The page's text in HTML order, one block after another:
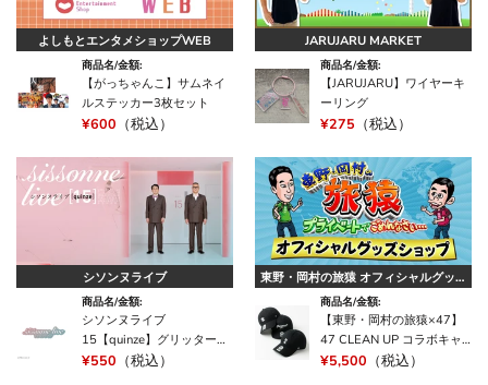
よしもとエンタメショップWEB
商品名/金額:
【がっちゃんこ】サムネイ
ルステッカー3枚セット
¥600 （税込）
JARUJARU MARKET
商品名/金額:
【JARUJARU】ワイヤーキ
ーリング
¥275 （税込）
シソンヌライブ
商品名/金額:
シソンヌライブ
15【quinze】グリッタース
テッカー
¥550 （税込）
東野・岡村の旅猿 オフィシャルグッズ
ショップ
商品名/金額:
【東野・岡村の旅猿×47】
47 CLEAN UP コラボキャ
ップ
¥5,500 （税込）